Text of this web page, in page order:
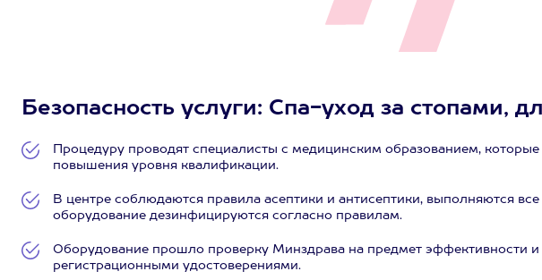
Безопасность услуги: Спа-уход за стопами,
Процедуру проводят специалисты с медицинским образованием,
повышения уровня квалификации.
В центре соблюдаются правила асептики и антисептики, выполняются
оборудование дезинфицируются согласно правилам.
Оборудование прошло проверку Минздрава на предмет эффективности и
регистрационными удостоверениями.